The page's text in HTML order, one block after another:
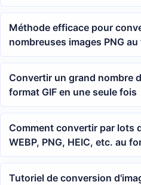
traitement par lots de
Méthode efficace pour
nombreuses images PNG au
Convertir un grand nombre
format GIF en une seule fois
Comment convertir par lots
WEBP, PNG, HEIC, etc. au
Tutoriel de conversion